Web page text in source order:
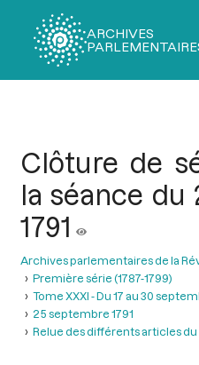
ARCHIVES
Clôture de
la séance du
1791
Archives parlementaires de la
Première série (1787-1799)
Tome XXXI - Du 17 au 30
25 septembre 1791
Relue des différents articles